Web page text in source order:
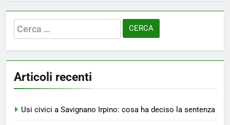
Ricerca
per:
Articoli recenti
Usi civici a Savignano Irpino: cosa ha deciso la sentenza